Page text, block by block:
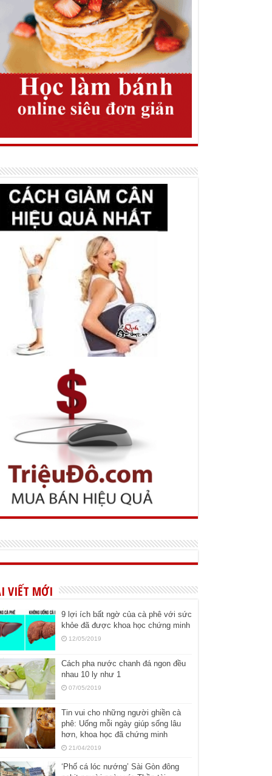
VIẾT MỚI
9 lợi ích bất ngờ của cà phê với sức
khỏe đã được khoa học chứng minh
12/05/2019
Cách pha nước chanh đá ngon đều
nhau 10 ly như 1
07/05/2019
Tin vui cho những người ghiền cà
phê: Uống mỗi ngày giúp sống lâu
hơn, khoa học đã chứng minh
21/04/2019
‘Phố cá lóc nướng’ Sài Gòn đông